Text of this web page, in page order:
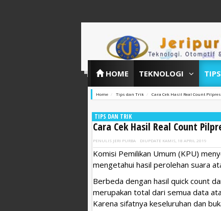
HOME TEKNOLOGI
Home Tips dan Trik Cara Cek Hasil Real Count
TIPS DAN TRIK
Cara Cek Hasil Real Count
PENULIS JERI PURBA DIUPDATE KAMIS, 18 APRIL 2019
Komisi Pemilikan Umum (KPU)
mengetahui hasil perolehan suara
Berbeda dengan hasil quick count
merupakan total dari semua data
Karena sifatnya keseluruhan dan